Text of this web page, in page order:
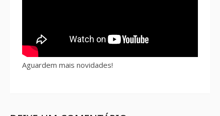
Aguardem mais novidades!